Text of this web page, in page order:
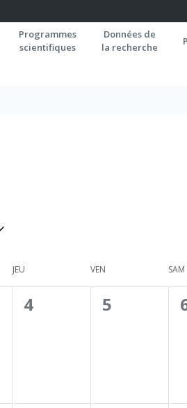
Programmes
scientifiques
Données de
la recherche
JEU VEN SAM
0
4
0
5